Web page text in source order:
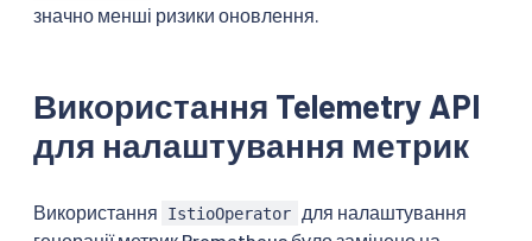
значно менші ризики оновлення.
Використання Telemetry API
для налаштування метрик
Використання IstioOperator
для налаштування